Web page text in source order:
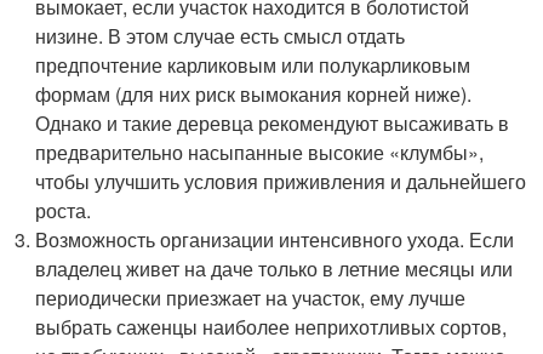
вымокает, если участок находится в болотистой
низине. В этом случае есть смысл отдать
предпочтение карликовым или полукарликовым
формам (для них риск вымокания корней ниже).
Однако и такие деревца рекомендуют высаживать в
предварительно насыпанные высокие «клумбы»,
чтобы улучшить условия приживления и дальнейшего
роста.
Возможность организации интенсивного ухода. Если
владелец живет на даче только в летние месяцы или
периодически приезжает на участок, ему лучше
выбрать саженцы наиболее неприхотливых сортов,